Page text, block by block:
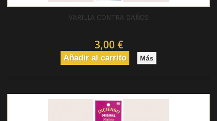
VARILLA CONTRA DAÑOS
3,00 €
Añadir al carrito Más